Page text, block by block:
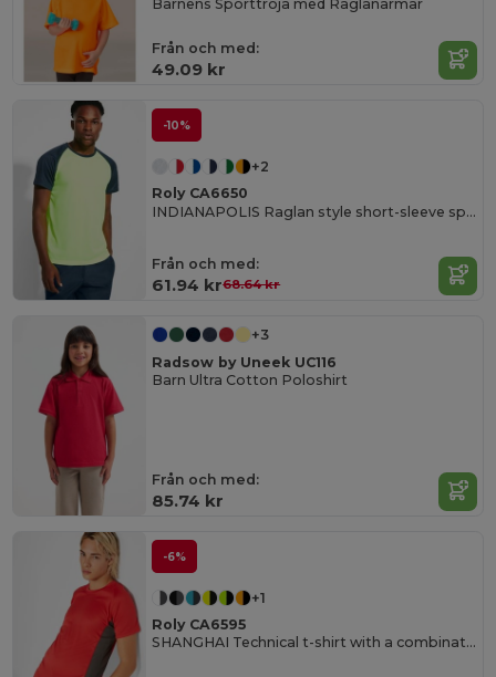
Barnens Sporttröja med Raglanärmar
Från och med:
49.09 kr
-10%
+2
Roly CA6650
INDIANAPOLIS Raglan style short-sleeve sports t-shirt with contrasting sleeves
Från och med:
61.94 kr68.64 kr
+3
Radsow by Uneek UC116
Barn Ultra Cotton Poloshirt
Från och med:
85.74 kr
-6%
+1
Roly CA6595
SHANGHAI Technical t-shirt with a combination of two polyester fabrics and short-sleeve raglan style